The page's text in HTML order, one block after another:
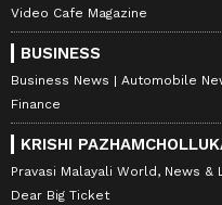
Video Cafe Magazine
BUSINESS
Business News Automobile
Finance
KRISHI
Pravasi Malayali World, News &
Dear Big Ticket